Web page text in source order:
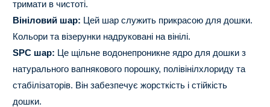
тримати в чистоті.
Вініловий шар: Цей шар служить прикрасою для дошки.
Кольори та візерунки надруковані на вінілі.
SPC шар: Це щільне водонепроникне ядро ​​для дошки з
натурального вапнякового порошку, полівінілхлориду та
стабілізаторів. Він забезпечує жорсткість і стійкість
дошки.